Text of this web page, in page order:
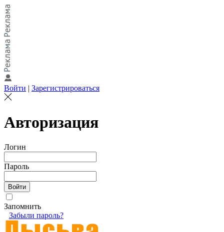
Войти | Зарегистрироваться
Авторизация
Логин
Пароль
Запомнить
Забыли пароль?